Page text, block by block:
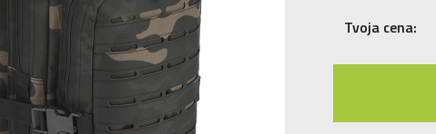
Tvoja cena: